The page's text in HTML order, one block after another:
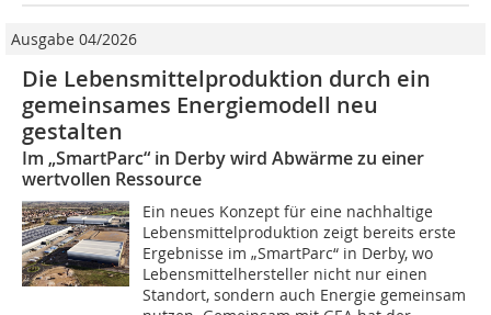
Ausgabe 04/2026
Die Lebensmittelproduktion durch ein
gemeinsames Energiemodell neu
gestalten
Im „SmartParc“ in Derby wird Abwärme zu einer
wertvollen Ressource
Ein neues Konzept für eine nachhaltige
Lebensmittelproduktion zeigt bereits erste
Ergebnisse im „SmartParc“ in Derby, wo
Lebensmittelhersteller nicht nur einen
Standort, sondern auch Energie gemeinsam